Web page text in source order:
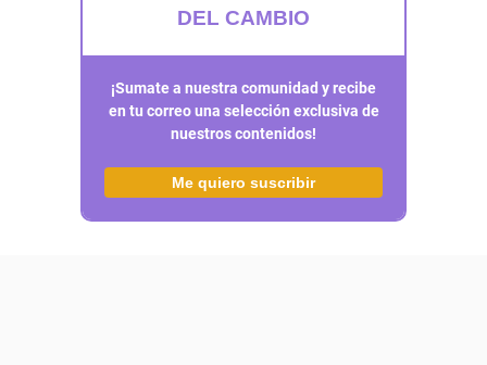
DEL CAMBIO
¡Sumate a nuestra comunidad y recibe
en tu correo una selección exclusiva de
nuestros contenidos!
Me quiero suscribir